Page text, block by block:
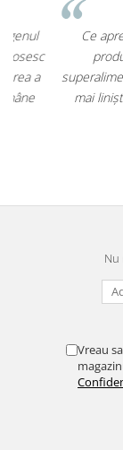
Ce apreciez
produsele
superalimente și
mai liniștită
Nu
Vreau